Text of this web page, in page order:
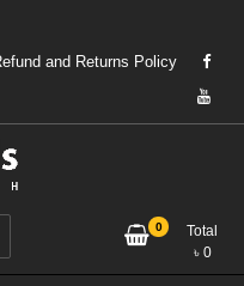
and Returns Policy
0
Total
৳ 0